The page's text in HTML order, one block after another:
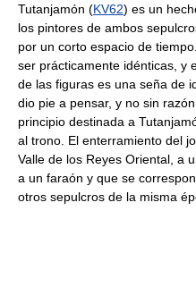
Tutanjamón (KV62) es un
los pintores de ambos
por un corto espacio de
ser prácticamente idénticas, y
de las figuras es una seña de
dio pie a pensar, y no sin
principio destinada a
al trono. El enterramiento del
Valle de los Reyes Oriental, a
a un faraón y que se
otros sepulcros de la misma